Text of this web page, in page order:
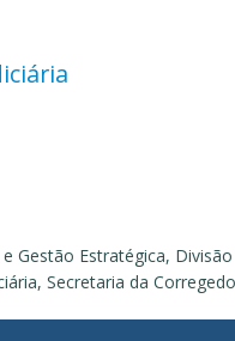
Gestão Estratégica,
Secretaria da